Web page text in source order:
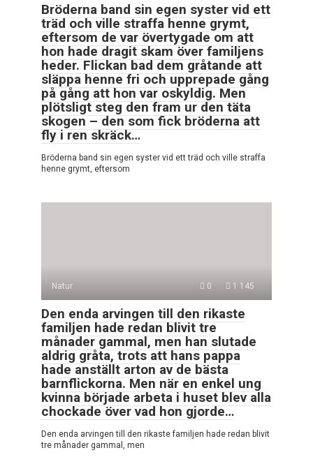
Bröderna band sin egen syster vid ett
träd och ville straffa henne grymt,
eftersom de var övertygade om att
hon hade dragit skam över familjens
heder. Flickan bad dem gråtande att
släppa henne fri och upprepade gång
på gång att hon var oskyldig. Men
plötsligt steg den fram ur den täta
skogen – den som fick bröderna att
fly i ren skräck…
Bröderna band sin egen syster vid ett träd och ville straffa
henne grymt, eftersom
Natur 0 1 145
Den enda arvingen till den rikaste
familjen hade redan blivit tre
månader gammal, men han slutade
aldrig gråta, trots att hans pappa
hade anställt arton av de bästa
barnflickorna. Men när en enkel ung
kvinna började arbeta i huset blev alla
chockade över vad hon gjorde…
Den enda arvingen till den rikaste familjen hade redan blivit
tre månader gammal, men